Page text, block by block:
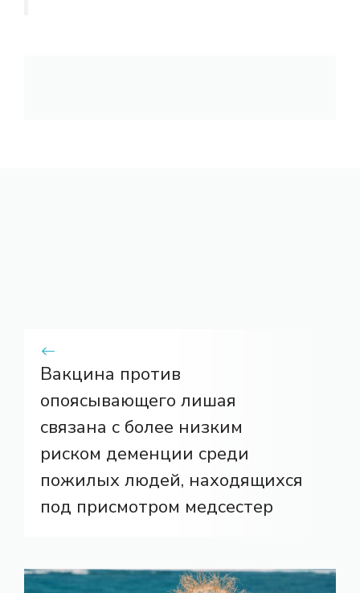
Вакцина против
опоясывающего лишая
связана с более низким
риском деменции среди
пожилых людей, находящихся
под присмотром медсестер